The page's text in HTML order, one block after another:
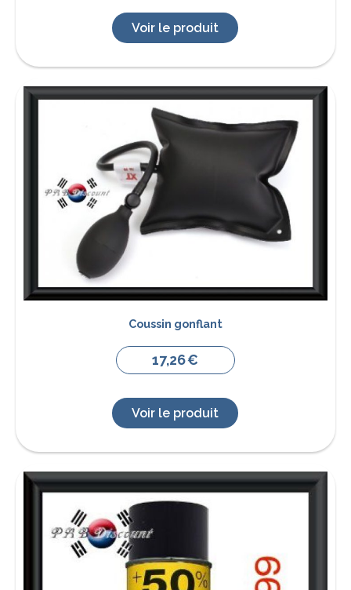
Voir le produit
Coussin gonflant
17,26€
Voir le produit